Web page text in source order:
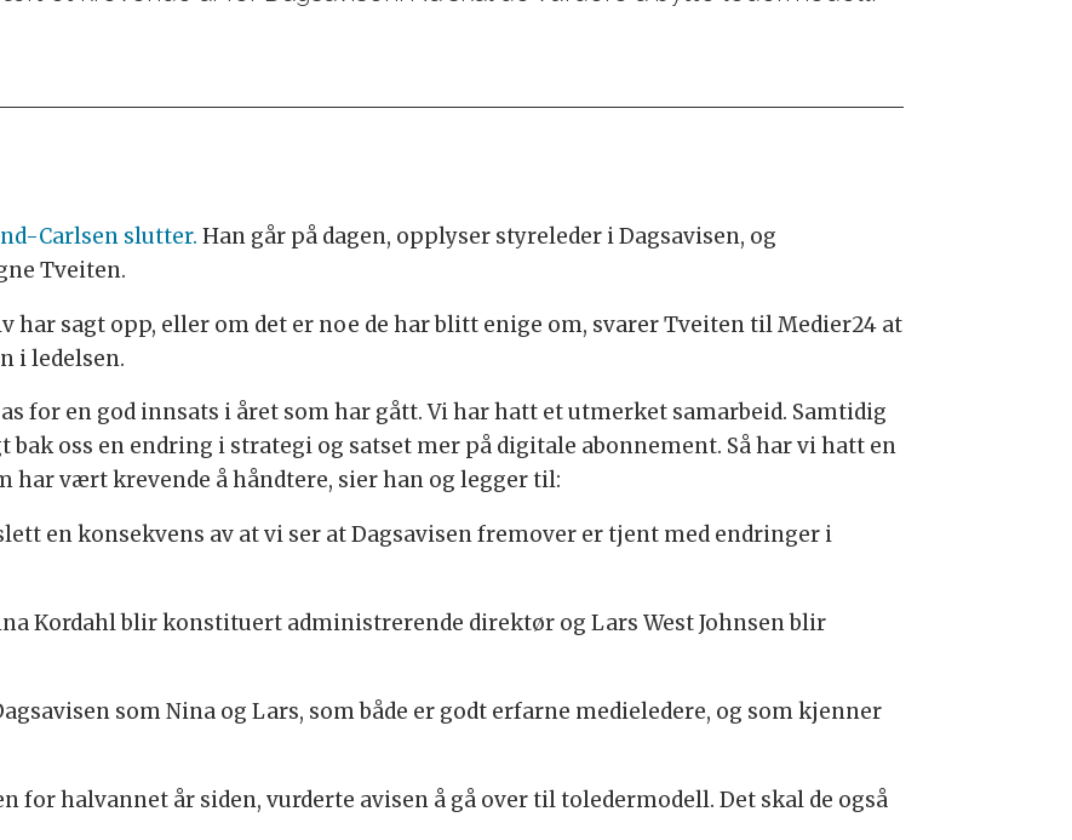
Carlsen slutter. Han går på dagen, opplyser styreleder i Dagsavisen, og
Tveiten.
har sagt opp, eller om det er noe de har blitt enige om, svarer Tveiten til Medier24 at
i ledelsen.
for en god innsats i året som har gått. Vi har hatt et utmerket samarbeid. Samtidig
bak oss en endring i strategi og satset mer på digitale abonnement. Så har vi hatt en
har vært krevende å håndtere, sier han og legger til:
en konsekvens av at vi ser at Dagsavisen fremover er tjent med endringer i
Kordahl blir konstituert administrerende direktør og Lars West Johnsen blir
som Nina og Lars, som både er godt erfarne medieledere, og som kjenner
for halvannet år siden, vurderte avisen å gå over til toledermodell. Det skal de også